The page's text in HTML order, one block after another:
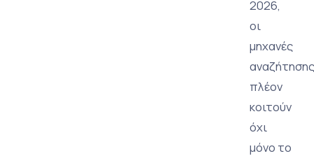
2026,
οι
μηχανές
αναζήτησης
πλέον
κοιτούν
όχι
μόνο το